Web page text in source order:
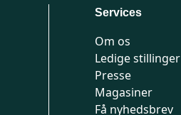
Services
Om os
Ledige stillinger
Presse
Magasiner
Få nyhedsbrev